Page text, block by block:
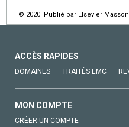
© 2020 Publié par Elsevier Masson
ACCÈS RAPIDES
DOMAINES TRAITÉS EMC
MON COMPTE
CRÉER UN COMPTE